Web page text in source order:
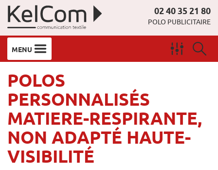
02 40 35 21 80
POLO PUBLICITAIRE
MENU
POLOS
PERSONNALISÉS
MATIERE-RESPIRANTE,
NON ADAPTÉ HAUTE-
VISIBILITÉ